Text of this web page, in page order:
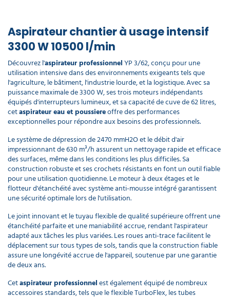
aspirateur
74,83 €
l'unité
Anneau
de
fixation
cartouche
pour
aspirateur
14,94 €
l'unité
Filtre
d'aspirateur
conique en
nylon
38,63 €
l'unité
Filtre
nylon anti-
colmatant
pour
aspirateur
FTDP00223
Aspirateur chantier à usage intensif
3300 W 10500 l/min
Découvrez l'aspirateur professionnelYP 3/62, conçu pour une
utilisation intensive dans des environnements exigeants tels que
l'agriculture, le bâtiment, l'industrie lourde, et la logistique. Avec sa
puissance maximale de 3300 W, ses trois moteurs indépendants
équipés d'interrupteurs lumineux, et sa capacité de cuve de 62 litres,
cetaspirateur eau et poussiereoffre des performances
exceptionnelles pour répondre aux besoins des professionnels.
Le système de dépression de 2470 mmH2O et le débit d'air
impressionnant de 630 m³/h assurent un nettoyage rapide et efficace
des surfaces, même dans les conditions les plus difficiles. Sa
construction robuste et ses crochets résistants en font un outil fiable
pour une utilisation quotidienne. Le moteur à deux étages et le
flotteur d'étanchéité avec système anti-mousse intégré garantissent
une sécurité optimale lors de l'utilisation.
Le joint innovant et le tuyau flexible de qualité supérieure offrent une
étanchéité parfaite et une maniabilité accrue, rendant l'aspirateur
adapté aux tâches les plus variées. Les roues anti-trace facilitent le
déplacement sur tous types de sols, tandis que la construction fiable
assure une longévité accrue de l'appareil, soutenue par une garantie
de deux ans.
Cetaspirateur professionnelest également équipé de nombreux
accessoires standards, tels que le flexible TurboFlex, les tubes